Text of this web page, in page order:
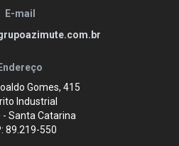
E-mail
Gomes, 415
Industrial
- Santa Catarina
89.219-550